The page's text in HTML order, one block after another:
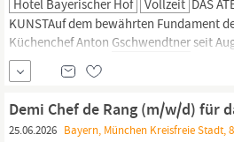
Hotel Bayerischer Hof Vollzeit DAS
KUNSTAuf dem bewährten Fundament
Küchenchef Anton Gschwendtner seit
auch auf dem Teller zum Kunstwerk
eleganten französischen Küche, erweitert
Aromen und Zutaten, erfährt die
ganz eigene Interpretation.
Demi Chef de Rang (m/w/d) für
25.06.2026 Bayern, München Kreisfreie Stadt,